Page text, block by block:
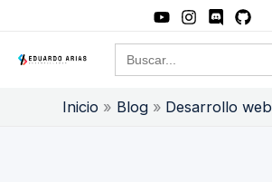
contenido
Buscar:
Inicio Blog Desarrollo web